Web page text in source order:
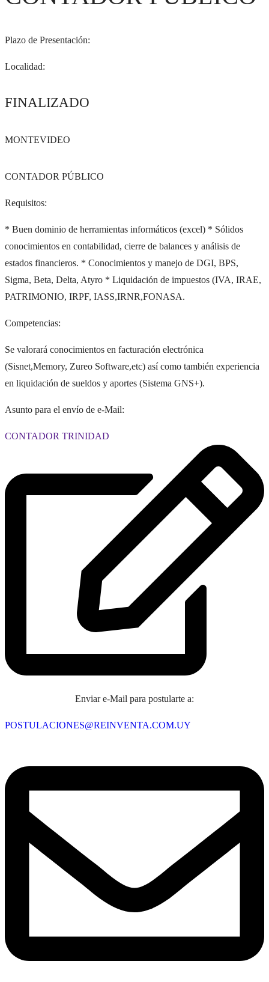
Plazo de Presentación:
Localidad:
FINALIZADO
MONTEVIDEO
CONTADOR PÚBLICO
Requisitos:
* Buen dominio de herramientas informáticos (excel) * Sólidos
conocimientos en contabilidad, cierre de balances y análisis de
estados financieros. * Conocimientos y manejo de DGI, BPS,
Sigma, Beta, Delta, Atyro * Liquidación de impuestos (IVA, IRAE,
PATRIMONIO, IRPF, IASS,IRNR,FONASA.
Competencias:
Se valorará conocimientos en facturación electrónica
(Sisnet,Memory, Zureo Software,etc) así como también experiencia
en liquidación de sueldos y aportes (Sistema GNS+).
Asunto para el envío de e-Mail:
CONTADOR TRINIDAD
Enviar e-Mail para postularte a:
POSTULACIONES@REINVENTA.COM.UY